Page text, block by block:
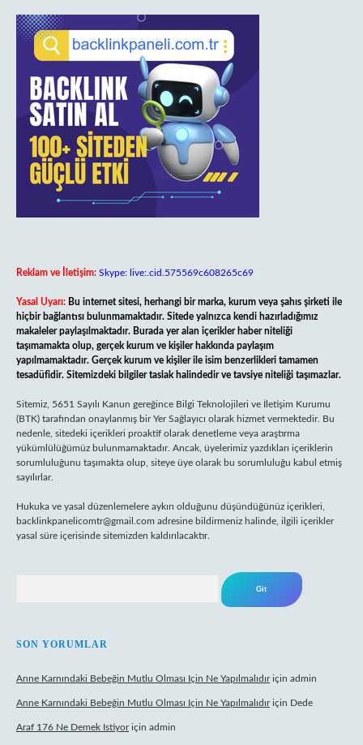
Reklam ve İletişim: Skype: live:.cid.575569c608265c69
Yasal Uyarı: Bu internet sitesi, herhangi bir marka, kurum veya şahıs şirketi ile
hiçbir bağlantısı bulunmamaktadır. Sitede yalnızca kendi hazırladığımız
makaleler paylaşılmaktadır. Burada yer alan içerikler haber niteliği
taşımamakta olup, gerçek kurum ve kişiler hakkında paylaşım
yapılmamaktadır. Gerçek kurum ve kişiler ile isim benzerlikleri tamamen
tesadüfidir. Sitemizdeki bilgiler taslak halindedir ve tavsiye niteliği taşımazlar.
Sitemiz, 5651 Sayılı Kanun gereğince Bilgi Teknolojileri ve İletişim Kurumu
(BTK) tarafından onaylanmış bir Yer Sağlayıcı olarak hizmet vermektedir. Bu
nedenle, sitedeki içerikleri proaktif olarak denetleme veya araştırma
yükümlülüğümüz bulunmamaktadır. Ancak, üyelerimiz yazdıkları içeriklerin
sorumluluğunu taşımakta olup, siteye üye olarak bu sorumluluğu kabul etmiş
sayılırlar.
Hukuka ve yasal düzenlemelere aykırı olduğunu düşündüğünüz içerikleri,
backlinkpanelicomtr@gmail.com adresine bildirmeniz halinde, ilgili içerikler
yasal süre içerisinde sitemizden kaldırılacaktır.
SON YORUMLAR
Anne Karnındaki Bebeğin Mutlu Olması Için Ne Yapılmalıdıriçin admin
Anne Karnındaki Bebeğin Mutlu Olması Için Ne Yapılmalıdıriçin Dede
Araf 176 Ne Demek Istiyoriçin admin